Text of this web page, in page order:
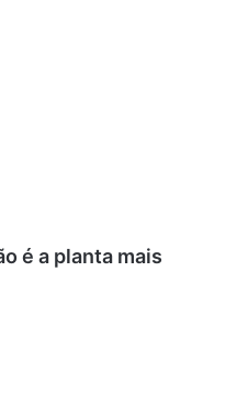
é a planta mais